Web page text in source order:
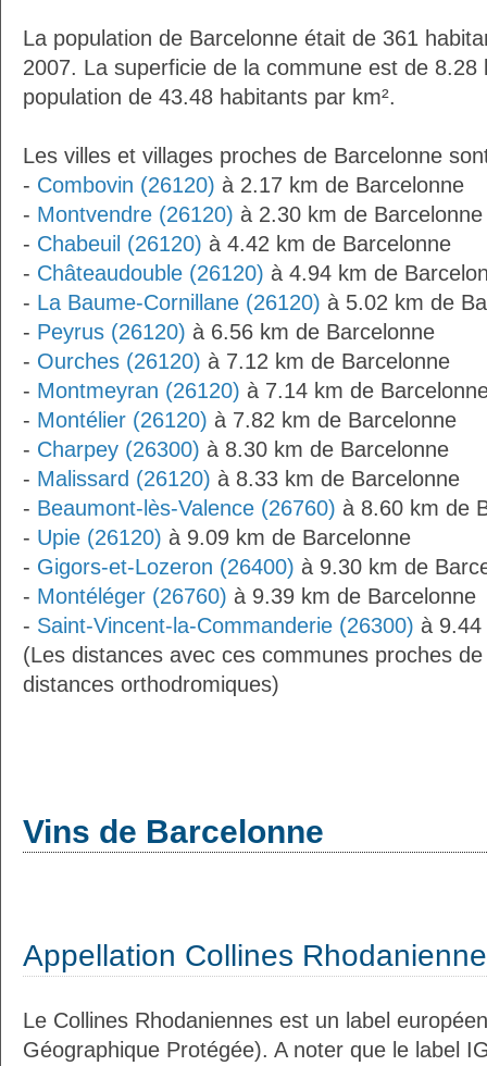
La population de Barcelonne était de 361
2007. La superficie de la commune est de 8.28
population de 43.48 habitants par km².
Les villes et villages proches de Barcelonne
- Combovin (26120) à 2.17 km de Barcelonne
- Montvendre (26120) à 2.30 km de Barcelonne
- Chabeuil (26120) à 4.42 km de Barcelonne
- Châteaudouble (26120) à 4.94 km de
- La Baume-Cornillane (26120) à 5.02 km de
- Peyrus (26120) à 6.56 km de Barcelonne
- Ourches (26120) à 7.12 km de Barcelonne
- Montmeyran (26120) à 7.14 km de
- Montélier (26120) à 7.82 km de Barcelonne
- Charpey (26300) à 8.30 km de Barcelonne
- Malissard (26120) à 8.33 km de Barcelonne
- Beaumont-lès-Valence (26760) à 8.60 km de
- Upie (26120) à 9.09 km de Barcelonne
- Gigors-et-Lozeron (26400) à 9.30 km de
- Montéléger (26760) à 9.39 km de Barcelonne
- Saint-Vincent-la-Commanderie (26300) à 9.44
(Les distances avec ces communes proches
distances orthodromiques)
Vins de Barcelonne
Appellation Collines
Le Collines Rhodaniennes est un label
Géographique Protégée). A noter que le label